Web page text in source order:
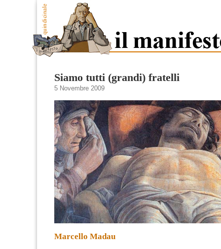
Siamo tutti (grandi) fratelli
5 Novembre 2009
Marcello Madau